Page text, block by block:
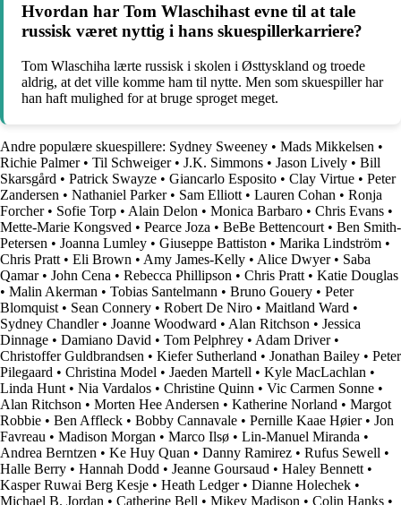
Hvordan har Tom Wlaschihast evne til at tale
russisk været nyttig i hans skuespillerkarriere?
Tom Wlaschiha lærte russisk i skolen i Østtyskland og troede
aldrig, at det ville komme ham til nytte. Men som skuespiller har
han haft mulighed for at bruge sproget meget.
Andre populære skuespillere: Sydney Sweeney • Mads Mikkelsen •
Richie Palmer• Til Schweiger• J.K. Simmons • Jason Lively • Bill
Skarsgård • Patrick Swayze • Giancarlo Esposito • Clay Virtue • Peter
Zandersen • Nathaniel Parker• Sam Elliott • Lauren Cohan • Ronja
Forcher• Sofie Torp • Alain Delon • Monica Barbaro • Chris Evans •
Mette-Marie Kongsved • Pearce Joza • BeBe Bettencourt • Ben Smith-
Petersen • Joanna Lumley • Giuseppe Battiston • Marika Lindström •
Chris Pratt • Eli Brown • Amy James-Kelly • Alice Dwyer• Saba
Qamar• John Cena • Rebecca Phillipson • Chris Pratt • Katie Douglas
• Malin Akerman • Tobias Santelmann • Bruno Gouery • Peter
Blomquist • Sean Connery • Robert De Niro • Maitland Ward •
Sydney Chandler• Joanne Woodward • Alan Ritchson • Jessica
Dinnage • Damiano David • Tom Pelphrey • Adam Driver•
Christoffer Guldbrandsen • Kiefer Sutherland • Jonathan Bailey • Peter
Pilegaard • Christina Model • Jaeden Martell • Kyle MacLachlan •
Linda Hunt • Nia Vardalos • Christine Quinn • Vic Carmen Sonne •
Alan Ritchson • Morten Hee Andersen • Katherine Norland • Margot
Robbie • Ben Affleck • Bobby Cannavale • Pernille Kaae Høier• Jon
Favreau • Madison Morgan • Marco Ilsø • Lin-Manuel Miranda •
Andrea Berntzen • Ke Huy Quan • Danny Ramirez • Rufus Sewell •
Halle Berry • Hannah Dodd • Jeanne Goursaud • Haley Bennett •
Kasper Ruwai Berg Kesje • Heath Ledger• Dianne Holechek •
Michael B. Jordan • Catherine Bell • Mikey Madison • Colin Hanks •